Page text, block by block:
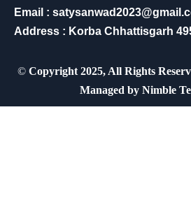
Email :
Address : Korba Chhattisgarh
© Copyright 2025, All Rights
Managed by Nimble